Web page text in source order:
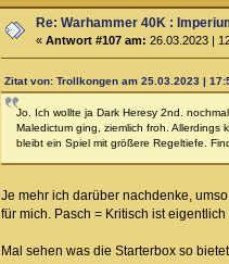
Re: Warhammer 40K :
«Antwort #107 am: 26.03.2023 |
Zitat von: Trollkongen am 25.03.2023 |
Jo. Ich wollte ja Dark Heresy 2nd.
Maledictum ging, ziemlich froh.
bleibt ein Spiel mit größere Regeltiefe.
Je mehr ich darüber nachdenke,
für mich. Pasch = Kritisch ist
Mal sehen was die Starterbox so